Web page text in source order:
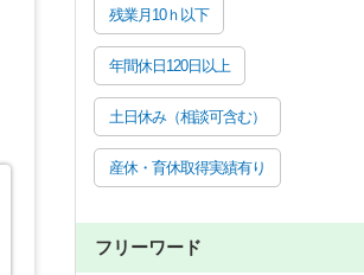
残業月10ｈ以下
年間休日120日以上
土日休み（相談可含む）
産休・育休取得実績有り
フリーワード